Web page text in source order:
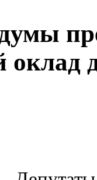
оклад